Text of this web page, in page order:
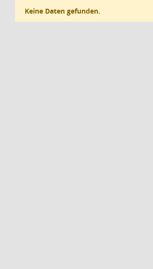
Keine Daten gefunden.